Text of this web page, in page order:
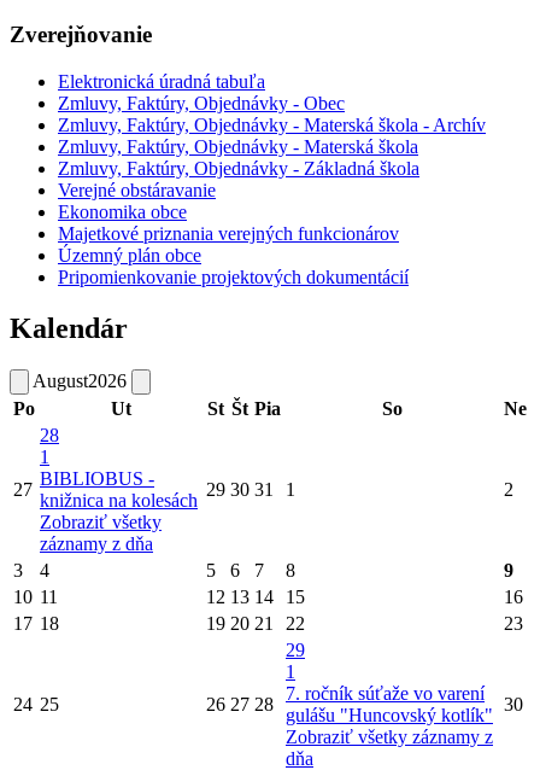
Zverejňovanie
Elektronická úradná tabuľa
Zmluvy, Faktúry, Objednávky - Obec
Zmluvy, Faktúry, Objednávky - Materská škola - Archív
Zmluvy, Faktúry, Objednávky - Materská škola
Zmluvy, Faktúry, Objednávky - Základná škola
Verejné obstáravanie
Ekonomika obce
Majetkové priznania verejných funkcionárov
Územný plán obce
Pripomienkovanie projektových dokumentácií
Kalendár
August2026
Po
Ut St Št Pia So Ne
27
28
1
BIBLIOBUS -
knižnica na kolesách
Zobraziť všetky
záznamy z dňa
29 30 31 1 2
3 4 5 6 7 8
9
10 11 12 13 14 15
16
17 18 19 20 21 22 23
24 25 26 27 28
29
1
7. ročník súťaže vo varení
gulášu "Huncovský kotlík"
Zobraziť všetky záznamy z
dňa
30